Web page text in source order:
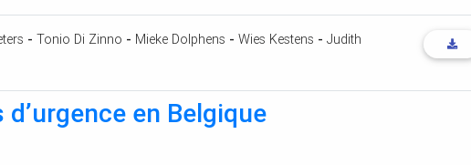
- Tonio Di Zinno - Mieke Dolphens - Wies Kestens - Judith
en Belgique